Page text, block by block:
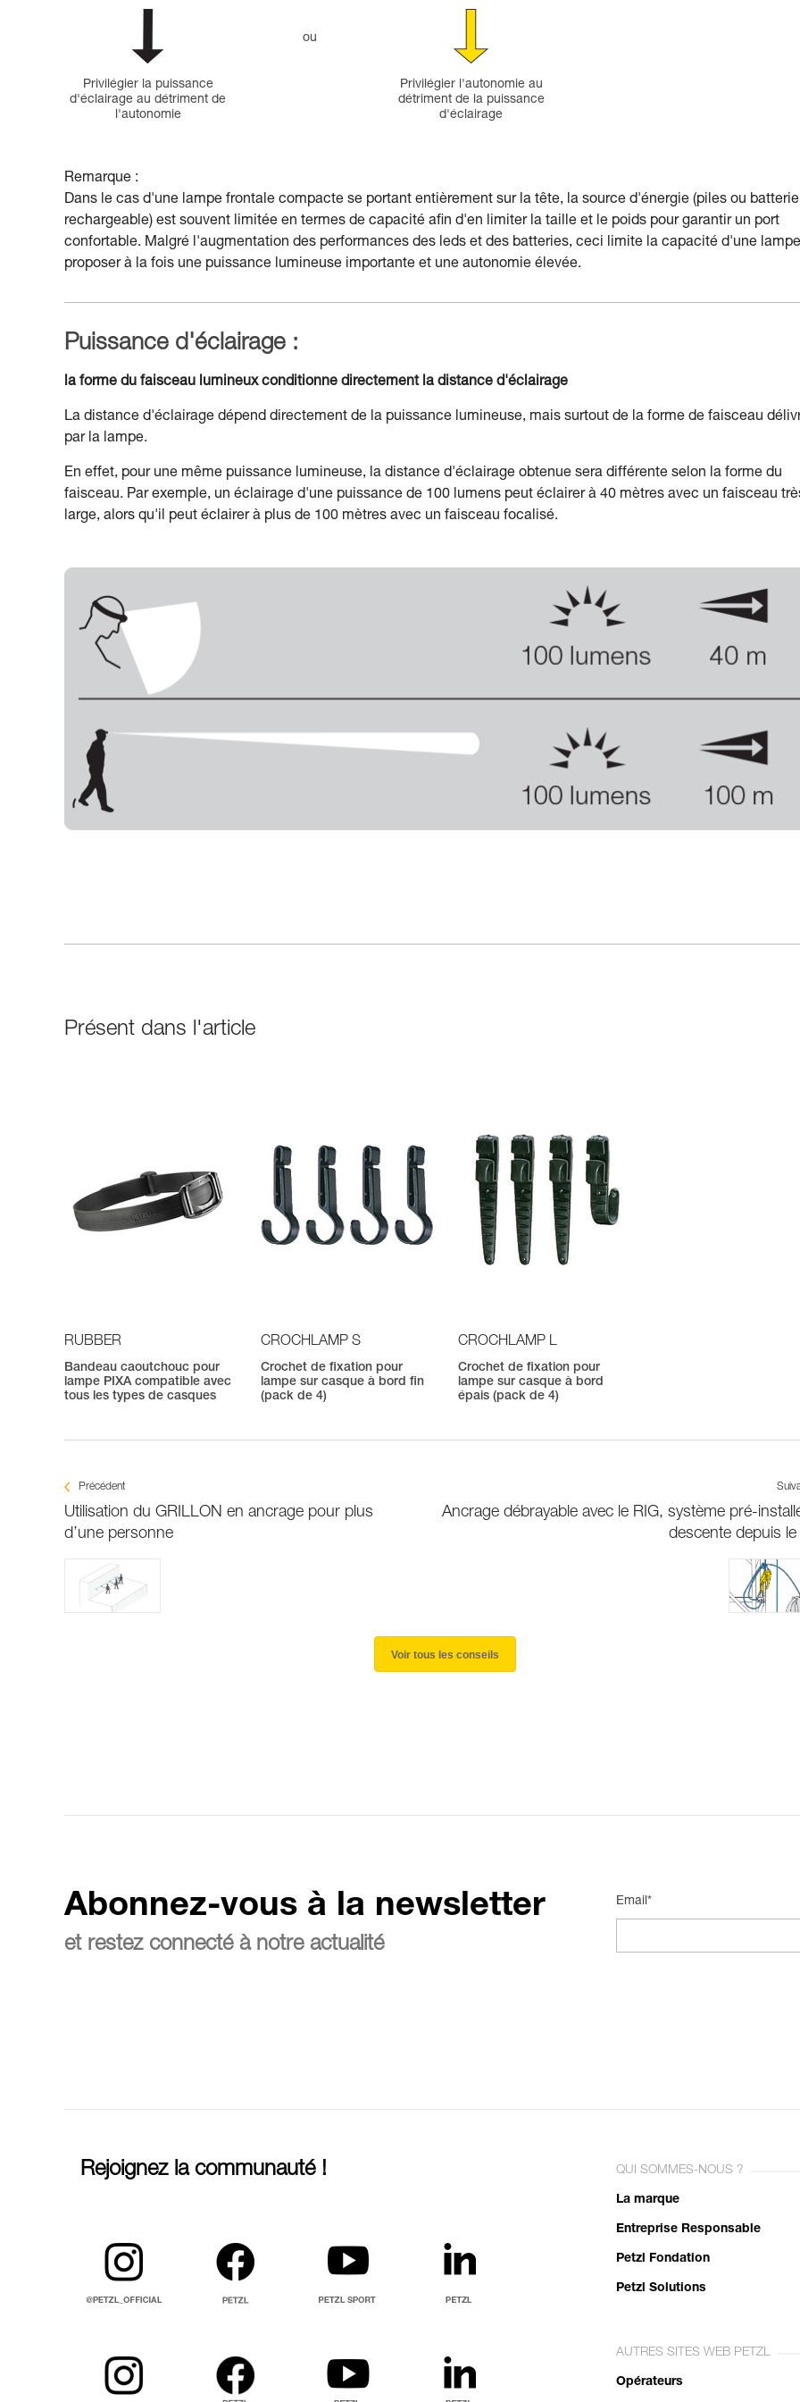
ou
Privilégier la puissance
d'éclairage au détriment de
l'autonomie
Privilégier l'autonomie au
détriment de la puissance
d'éclairage
Remarque :
Dans le cas d'une lampe frontale compacte se portant entièrement sur la tête, la source d'énergie (piles ou batterie
rechargeable) est souvent limitée en termes de capacité afin d'en limiter la taille et le poids pour garantir un port
confortable. Malgré l'augmentation des performances des leds et des batteries, ceci limite la capacité d'une
proposer à la fois une puissance lumineuse importante et une autonomie élevée.
Puissance d'éclairage :
la forme du faisceau lumineux conditionne directement la distance d'éclairage
La distance d'éclairage dépend directement de la puissance lumineuse, mais surtout de la forme de faisceau
par la lampe.
En effet, pour une même puissance lumineuse, la distance d'éclairage obtenue sera différente selon la forme du
faisceau. Par exemple, un éclairage d'une puissance de 100 lumens peut éclairer à 40 mètres avec un faisceau
large, alors qu'il peut éclairer à plus de 100 mètres avec un faisceau focalisé.
Présent dans l'article
RUBBER
Bandeau caoutchouc pour
lampe PIXA compatible avec
tous les types de casques
CROCHLAMP S
Crochet de fixation pour
lampe sur casque à bord fin
(pack de 4)
CROCHLAMP L
Crochet de fixation pour
lampe sur casque à bord
épais (pack de 4)
Précédent
Utilisation du GRILLON en ancrage pour plus
d’une personne
Ancrage débrayable avec le RIG, système pré-
descente depuis le
Voir tous les conseils
Abonnez-vous à la newsletter
et restez connecté à notre actualité
Email*
Rejoignez la communauté ! QUI SOMMES-NOUS ?
La marque
Entreprise Responsable
Petzl Fondation
Petzl Solutions
AUTRES SITES WEB PETZL
Opérateurs